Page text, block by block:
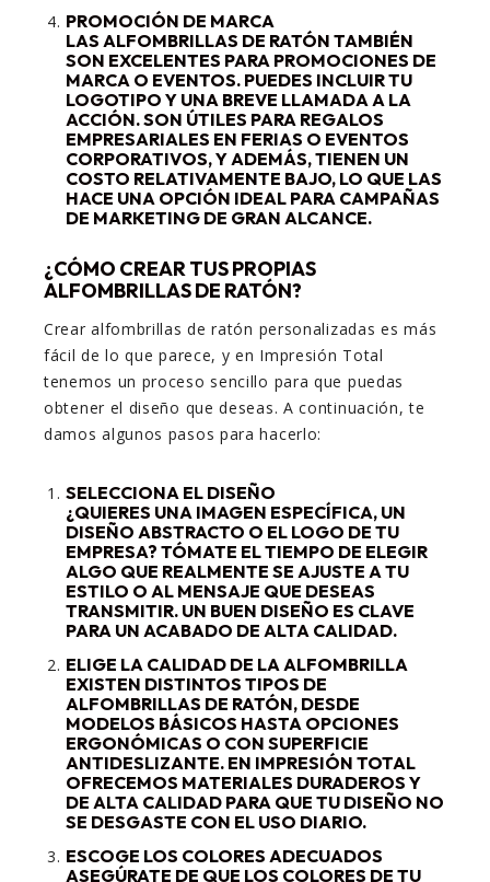
PROMOCIÓN DE MARCA
LAS ALFOMBRILLAS DE RATÓN TAMBIÉN
SON EXCELENTES PARA PROMOCIONES DE
MARCA O EVENTOS. PUEDES INCLUIR TU
LOGOTIPO Y UNA BREVE LLAMADA A LA
ACCIÓN. SON ÚTILES PARA REGALOS
EMPRESARIALES EN FERIAS O EVENTOS
CORPORATIVOS, Y ADEMÁS, TIENEN UN
COSTO RELATIVAMENTE BAJO, LO QUE LAS
HACE UNA OPCIÓN IDEAL PARA CAMPAÑAS
DE MARKETING DE GRAN ALCANCE.
¿CÓMO CREAR TUS PROPIAS
ALFOMBRILLAS DE RATÓN?
Crear alfombrillas de ratón personalizadas es más
fácil de lo que parece, y en Impresión Total
tenemos un proceso sencillo para que puedas
obtener el diseño que deseas. A continuación, te
damos algunos pasos para hacerlo:
SELECCIONA EL DISEÑO
¿QUIERES UNA IMAGEN ESPECÍFICA, UN
DISEÑO ABSTRACTO O EL LOGO DE TU
EMPRESA? TÓMATE EL TIEMPO DE ELEGIR
ALGO QUE REALMENTE SE AJUSTE A TU
ESTILO O AL MENSAJE QUE DESEAS
TRANSMITIR. UN BUEN DISEÑO ES CLAVE
PARA UN ACABADO DE ALTA CALIDAD.
ELIGE LA CALIDAD DE LA ALFOMBRILLA
EXISTEN DISTINTOS TIPOS DE
ALFOMBRILLAS DE RATÓN, DESDE
MODELOS BÁSICOS HASTA OPCIONES
ERGONÓMICAS O CON SUPERFICIE
ANTIDESLIZANTE. EN IMPRESIÓN TOTAL
OFRECEMOS MATERIALES DURADEROS Y
DE ALTA CALIDAD PARA QUE TU DISEÑO NO
SE DESGASTE CON EL USO DIARIO.
ESCOGE LOS COLORES ADECUADOS
ASEGÚRATE DE QUE LOS COLORES DE TU